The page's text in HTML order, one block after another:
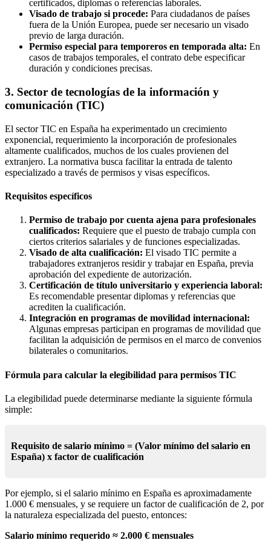
certificados, diplomas o referencias laborales.
Visado de trabajo si procede: Para ciudadanos de países
fuera de la Unión Europea, puede ser necesario un visado
previo de larga duración.
Permiso especial para temporeros en temporada alta: En
casos de trabajos temporales, el contrato debe especificar
duración y condiciones precisas.
3. Sector de tecnologías de la información y
comunicación (TIC)
El sector TIC en España ha experimentado un crecimiento
exponencial, requerimiento la incorporación de profesionales
altamente cualificados, muchos de los cuales provienen del
extranjero. La normativa busca facilitar la entrada de talento
especializado a través de permisos y visas específicos.
Requisitos específicos
Permiso de trabajo por cuenta ajena para profesionales
cualificados: Requiere que el puesto de trabajo cumpla con
ciertos criterios salariales y de funciones especializadas.
Visado de alta cualificación: El visado TIC permite a
trabajadores extranjeros residir y trabajar en España, previa
aprobación del expediente de autorización.
Certificación de título universitario y experiencia laboral:
Es recomendable presentar diplomas y referencias que
acrediten la cualificación.
Integración en programas de movilidad internacional:
Algunas empresas participan en programas de movilidad que
facilitan la adquisición de permisos en el marco de convenios
bilaterales o comunitarios.
Fórmula para calcular la elegibilidad para permisos TIC
La elegibilidad puede determinarse mediante la siguiente fórmula
simple:
Requisito de salario mínimo = (Valor mínimo del salario en
España) x factor de cualificación
Por ejemplo, si el salario mínimo en España es aproximadamente
1.000 € mensuales, y se requiere un factor de cualificación de 2, por
la naturaleza especializada del puesto, entonces:
Salario mínimo requerido ≈ 2.000 € mensuales